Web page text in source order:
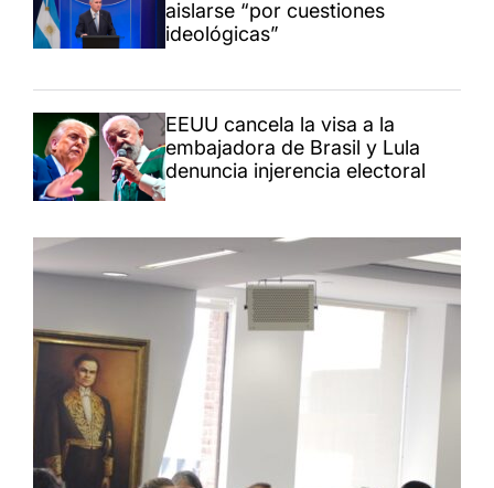
aislarse “por cuestiones
ideológicas”
EEUU cancela la visa a la
embajadora de Brasil y Lula
denuncia injerencia electoral